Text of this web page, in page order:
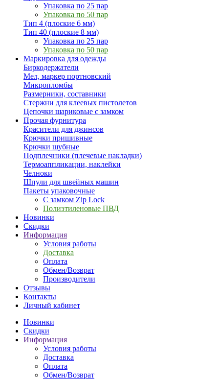
Упаковка по 25 пар
Упаковка по 50 пар
Тип 4 (плоские 6 мм)
Тип 40 (плоские 8 мм)
Упаковка по 25 пар
Упаковка по 50 пар
Маркировка для одежды
Биркодержатели
Мел, маркер портновский
Микропломбы
Размерники, составники
Стержни для клеевых пистолетов
Цепочки шариковые с замком
Прочая фурнитура
Красители для джинсов
Крючки пришивные
Крючки шубные
Подплечники (плечевые накладки)
Термоаппликации, наклейки
Челноки
Шпули для швейных машин
Пакеты упаковочные
С замком Zip Lock
Полиэтиленовые ПВД
Новинки
Скидки
Информация
Условия работы
Доставка
Оплата
Обмен/Возврат
Производители
Отзывы
Контакты
Личный кабинет
Новинки
Скидки
Информация
Условия работы
Доставка
Оплата
Обмен/Возврат